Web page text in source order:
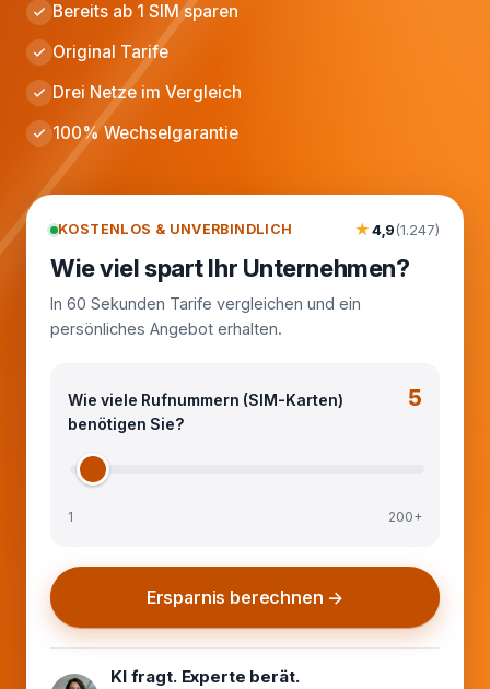
Bereits ab 1 SIM sparen
Original Tarife
Drei Netze im Vergleich
100% Wechselgarantie
KOSTENLOS & UNVERBINDLICH ★4,9(1.247)
Wie viel spart Ihr Unternehmen?
In 60 Sekunden Tarife vergleichen und ein
persönliches Angebot erhalten.
Wie viele Rufnummern (SIM-Karten)
benötigen Sie?
5
1 200+
Ersparnis berechnen →
KI fragt. Experte berät.